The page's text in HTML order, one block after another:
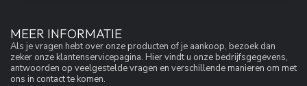
MEER INFORMATIE
Als je vragen hebt over onze producten of je aankoop, bezoek dan
zeker onze klantenservicepagina. Hier vindt u onze bedrijfsgegevens,
antwoorden op veelgestelde vragen en verschillende manieren om met
ons in contact te komen.